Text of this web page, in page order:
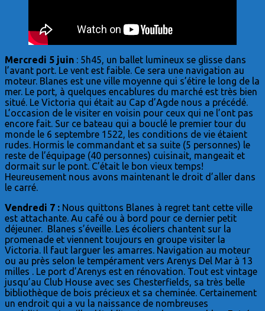
Mercredi 5 juin : 5h45, un ballet lumineux se glisse dans
l’avant port. Le vent est faible. Ce sera une navigation au
moteur. Blanes est une ville moyenne qui s’étire le long de la
mer. Le port, à quelques encablures du marché est très bien
situé. Le Victoria qui était au Cap d’Agde nous a précédé.
L’occasion de le visiter en voisin pour ceux qui ne l’ont pas
encore fait. Sur ce bateau qui a bouclé le premier tour du
monde le 6 septembre 1522, les conditions de vie étaient
rudes. Hormis le commandant et sa suite (5 personnes) le
reste de l’équipage (40 personnes) cuisinait, mangeait et
dormait sur le pont. C’était le bon vieux temps!
Heureusement nous avons maintenant le droit d’aller dans
le carré.
Vendredi 7 : Nous quittons Blanes à regret tant cette ville
est attachante. Au café ou à bord pour ce dernier petit
déjeuner. Blanes s’éveille. Les écoliers chantent sur la
promenade et viennent toujours en groupe visiter la
Victoria. Il faut larguer les amarres. Navigation au moteur
ou au près selon le tempérament vers Arenys Del Mar à 13
milles . Le port d’Arenys est en rénovation. Tout est vintage
jusqu’au Club House avec ses Chesterfields, sa très belle
bibliothèque de bois précieux et sa cheminée. Certainement
un endroit qui a vu la naissance de nombreuses